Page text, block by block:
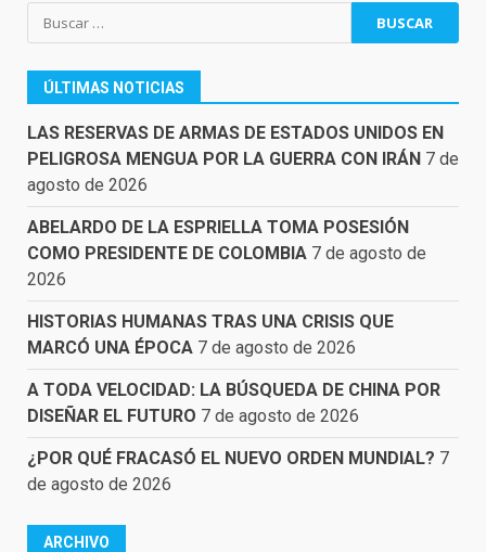
Buscar:
ÚLTIMAS NOTICIAS
LAS RESERVAS DE ARMAS DE ESTADOS UNIDOS EN
PELIGROSA MENGUA POR LA GUERRA CON IRÁN 7 de
agosto de 2026
ABELARDO DE LA ESPRIELLA TOMA POSESIÓN
COMO PRESIDENTE DE COLOMBIA 7 de agosto de
2026
HISTORIAS HUMANAS TRAS UNA CRISIS QUE
MARCÓ UNA ÉPOCA 7 de agosto de 2026
A TODA VELOCIDAD: LA BÚSQUEDA DE CHINA POR
DISEÑAR EL FUTURO 7 de agosto de 2026
¿POR QUÉ FRACASÓ EL NUEVO ORDEN MUNDIAL? 7
de agosto de 2026
ARCHIVO